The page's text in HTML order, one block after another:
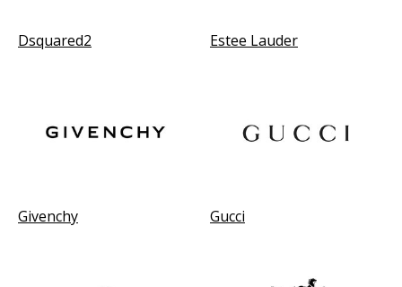
Dsquared2 Estee Lauder
Givenchy Gucci